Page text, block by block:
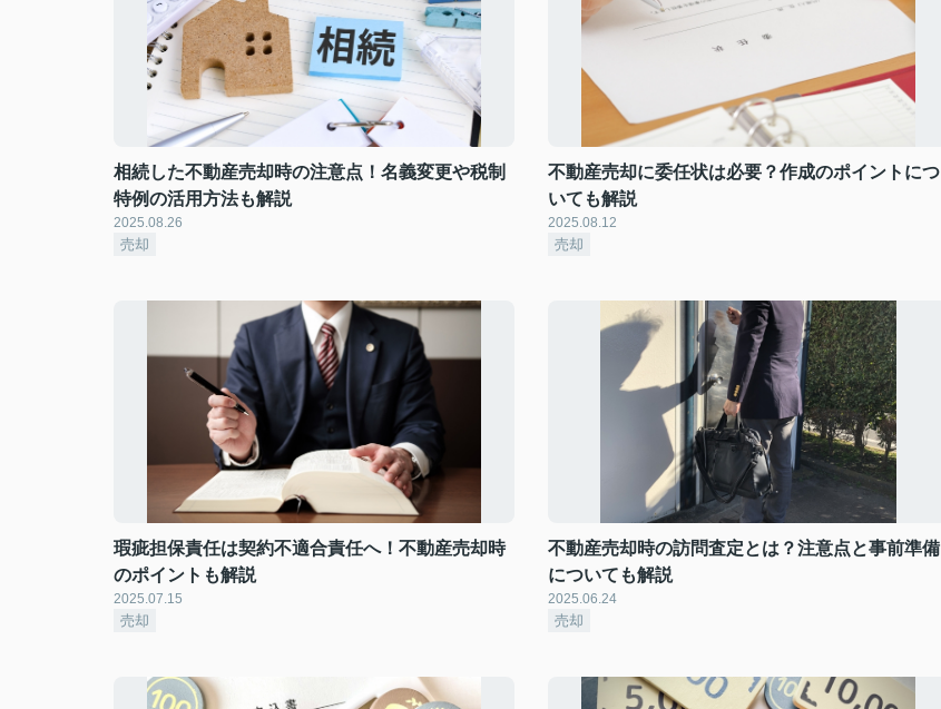
相続した不動産売却時の注意点！名義変更や税制
特例の活用方法も解説
2025.08.26
売却
不動産売却に委任状は必要？作成のポイントにつ
いても解説
2025.08.12
売却
瑕疵担保責任は契約不適合責任へ！不動産売却時
のポイントも解説
2025.07.15
売却
不動産売却時の訪問査定とは？注意点と事前準備
についても解説
2025.06.24
売却